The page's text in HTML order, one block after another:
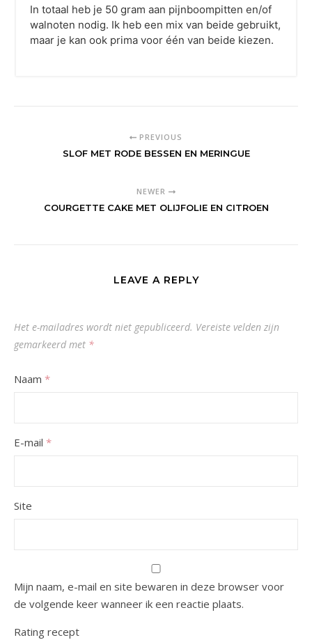
In totaal heb je 50 gram aan pijnboompitten en/of
walnoten nodig. Ik heb een mix van beide gebruikt,
maar je kan ook prima voor één van beide kiezen.
PREVIOUS
SLOF MET RODE BESSEN EN MERINGUE
NEWER
COURGETTE CAKE MET OLIJFOLIE EN CITROEN
LEAVE A REPLY
Het e-mailadres wordt niet gepubliceerd. Vereiste velden zijn
gemarkeerd met *
Naam *
E-mail *
Site
Mijn naam, e-mail en site bewaren in deze browser voor
de volgende keer wanneer ik een reactie plaats.
Rating recept